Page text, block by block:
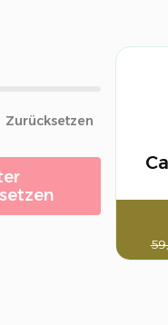
Zurücksetzen